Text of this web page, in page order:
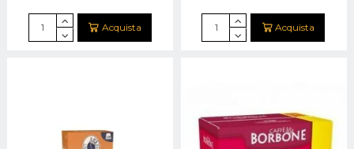
Acquista Acquista